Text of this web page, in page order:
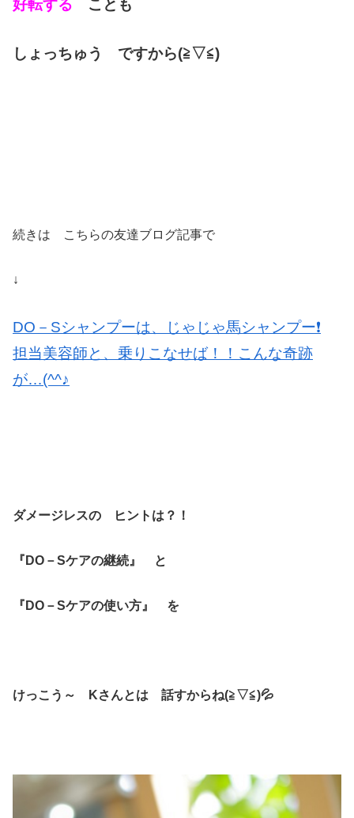
好転する ことも
しょっちゅう ですから(≧▽≦)
続きは こちらの友達ブログ記事で
↓
DO－Sシャンプーは、じゃじゃ馬シャンプー❗️
担当美容師と、乗りこなせば！！こんな奇跡
が…(^^♪
ダメージレスの ヒントは？！
『DO－Sケアの継続』 と
『DO－Sケアの使い方』 を
けっこう～ Kさんとは 話すからね(≧▽≦)💦